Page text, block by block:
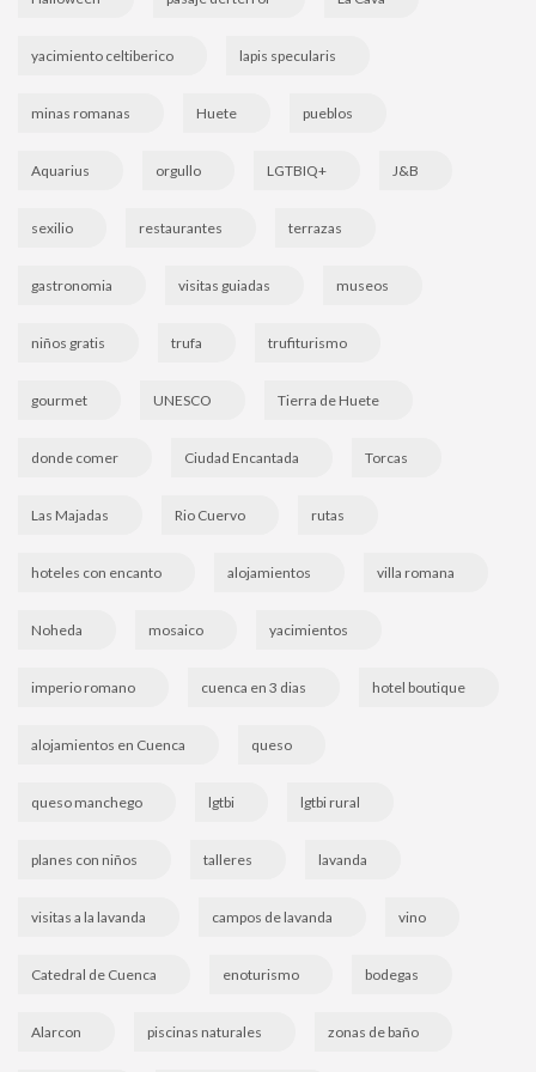
yacimiento celtiberico lapis specularis
minas romanas Huete pueblos
Aquarius orgullo LGTBIQ+ J&B
sexilio restaurantes terrazas
gastronomia visitas guiadas museos
niños gratis trufa trufiturismo
gourmet UNESCO Tierra de Huete
donde comer Ciudad Encantada Torcas
Las Majadas Rio Cuervo rutas
hoteles con encanto alojamientos villa romana
Noheda mosaico yacimientos
imperio romano cuenca en 3 dias hotel boutique
alojamientos en Cuenca queso
queso manchego lgtbi lgtbi rural
planes con niños talleres lavanda
visitas a la lavanda campos de lavanda vino
Catedral de Cuenca enoturismo bodegas
Alarcon piscinas naturales zonas de baño